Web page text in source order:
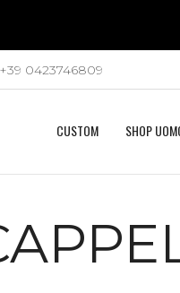
+39 0423746809
CUSTOM SHOP